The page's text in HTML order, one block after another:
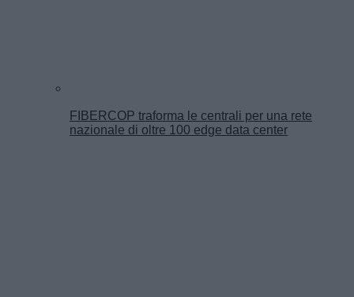
FIBERCOP traforma le centrali per una rete
nazionale di oltre 100 edge data center